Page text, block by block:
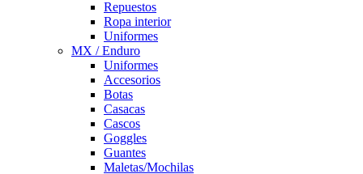
Repuestos
Ropa interior
Uniformes
MX / Enduro
Uniformes
Accesorios
Botas
Casacas
Cascos
Goggles
Guantes
Maletas/Mochilas